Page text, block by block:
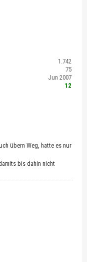
1.742
75
Jun 2007
12
übern Weg, hatte es nur
bis dahin nicht